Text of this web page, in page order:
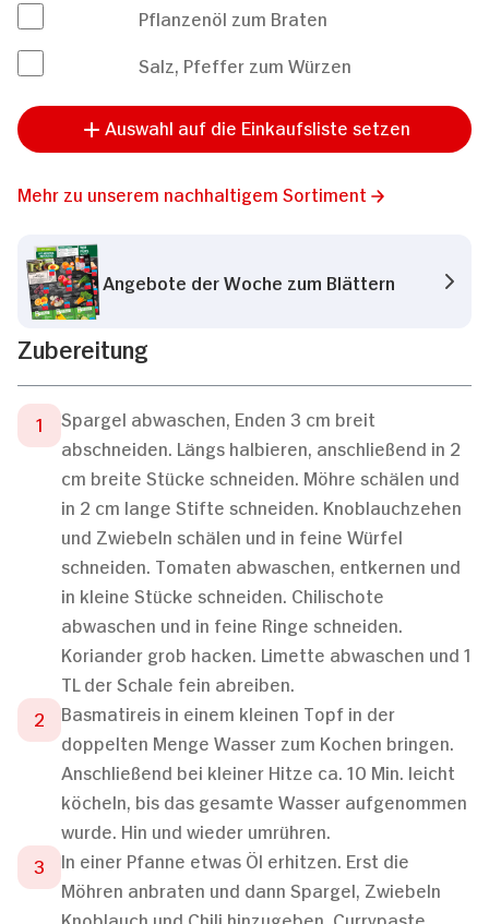
Pflanzenöl zum Braten
Salz, Pfeffer zum Würzen
Auswahl auf die Einkaufsliste setzen
Mehr zu unserem nachhaltigem Sortiment
Angebote der Woche zum Blättern
Zubereitung
Spargel abwaschen, Enden 3 cm breit
abschneiden. Längs halbieren, anschließend in 2
cm breite Stücke schneiden. Möhre schälen und
in 2 cm lange Stifte schneiden. Knoblauchzehen
und Zwiebeln schälen und in feine Würfel
schneiden. Tomaten abwaschen, entkernen und
in kleine Stücke schneiden. Chilischote
abwaschen und in feine Ringe schneiden.
Koriander grob hacken. Limette abwaschen und 1
TL der Schale fein abreiben.
Basmatireis in einem kleinen Topf in der
doppelten Menge Wasser zum Kochen bringen.
Anschließend bei kleiner Hitze ca. 10 Min. leicht
köcheln, bis das gesamte Wasser aufgenommen
wurde. Hin und wieder umrühren.
In einer Pfanne etwas Öl erhitzen. Erst die
Möhren anbraten und dann Spargel, Zwiebeln
Knoblauch und Chili hinzugeben. Currypaste